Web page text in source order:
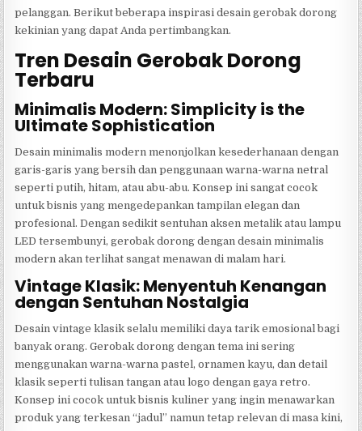
pelanggan. Berikut beberapa inspirasi desain gerobak dorong
kekinian yang dapat Anda pertimbangkan.
Tren Desain Gerobak Dorong
Terbaru
Minimalis Modern: Simplicity is the
Ultimate Sophistication
Desain minimalis modern menonjolkan kesederhanaan dengan
garis-garis yang bersih dan penggunaan warna-warna netral
seperti putih, hitam, atau abu-abu. Konsep ini sangat cocok
untuk bisnis yang mengedepankan tampilan elegan dan
profesional. Dengan sedikit sentuhan aksen metalik atau lampu
LED tersembunyi, gerobak dorong dengan desain minimalis
modern akan terlihat sangat menawan di malam hari.
Vintage Klasik: Menyentuh Kenangan
dengan Sentuhan Nostalgia
Desain vintage klasik selalu memiliki daya tarik emosional bagi
banyak orang. Gerobak dorong dengan tema ini sering
menggunakan warna-warna pastel, ornamen kayu, dan detail
klasik seperti tulisan tangan atau logo dengan gaya retro.
Konsep ini cocok untuk bisnis kuliner yang ingin menawarkan
produk yang terkesan “jadul” namun tetap relevan di masa kini,